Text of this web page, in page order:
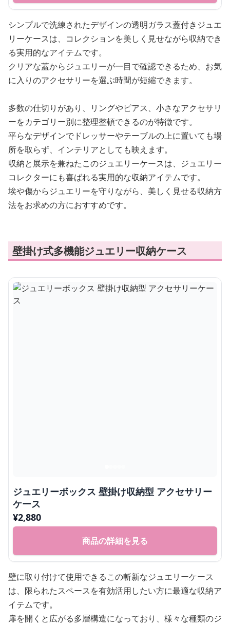
シンプルで洗練されたデザインの透明ガラス蓋付きジュエ
リーケースは、コレクションを美しく見せながら収納でき
る実用的なアイテムです。
クリアな蓋からジュエリーが一目で確認できるため、お気
に入りのアクセサリーを選ぶ時間が短縮できます。
多数の仕切りがあり、リングやピアス、小さなアクセサリ
ーをカテゴリー別に整理整頓できるのが特徴です。
平らなデザインでドレッサーやテーブルの上に置いても場
所を取らず、インテリアとしても映えます。
収納と展示を兼ねたこのジュエリーケースは、ジュエリー
コレクターにも喜ばれる実用的な収納アイテムです。
埃や傷からジュエリーを守りながら、美しく見せる収納方
法をお求めの方におすすめです。
壁掛け式多機能ジュエリー収納ケース
ジュエリーボックス 壁掛け収納型 アクセサリー
ケース
¥2,880
商品の詳細を見る
壁に取り付けて使用できるこの斬新なジュエリーケース
は、限られたスペースを有効活用したい方に最適な収納ア
イテムです。
扉を開くと広がる多層構造になっており、様々な種類のジ